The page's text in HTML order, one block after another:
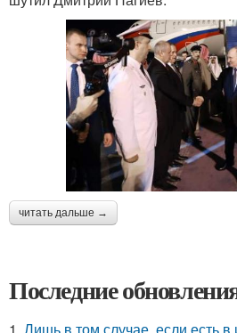
читать дальше →
Последние